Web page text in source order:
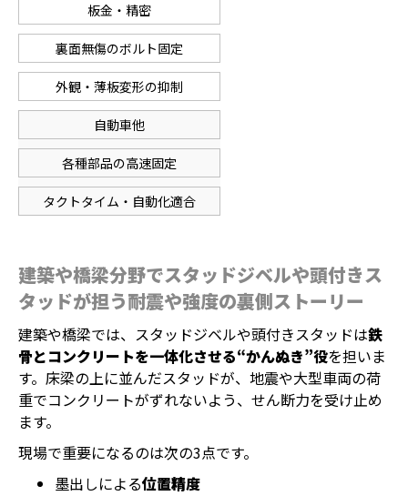
板金・精密
裏面無傷のボルト固定
外観・薄板変形の抑制
自動車他
各種部品の高速固定
タクトタイム・自動化適合
建築や橋梁分野でスタッドジベルや頭付きス
タッドが担う耐震や強度の裏側ストーリー
建築や橋梁では、スタッドジベルや頭付きスタッドは鉄
骨とコンクリートを一体化させる“かんぬき”役を担いま
す。床梁の上に並んだスタッドが、地震や大型車両の荷
重でコンクリートがずれないよう、せん断力を受け止め
ます。
現場で重要になるのは次の3点です。
墨出しによる位置精度